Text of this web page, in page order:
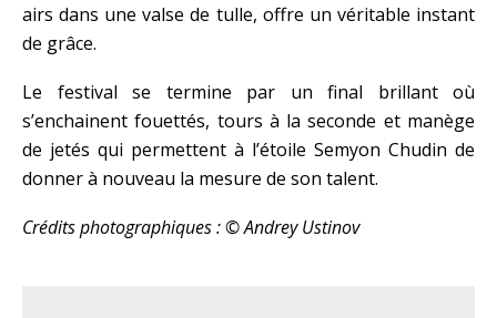
airs dans une valse de tulle, offre un véritable instant
de grâce.
Le festival se termine par un final brillant où
s’enchainent fouettés, tours à la seconde et manège
de jetés qui permettent à l’étoile Semyon Chudin de
donner à nouveau la mesure de son talent.
Crédits photographiques : © Andrey Ustinov